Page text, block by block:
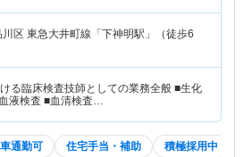
川区 東急大井町線「下神明駅」（徒歩6
る臨床検査技師としての業務全般 ■生化
液検査 ■血清検査…
車通勤可 住宅手当・補助 積極採用中